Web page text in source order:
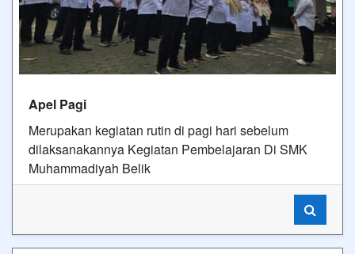
Apel Pagi
Merupakan kegiatan rutin di pagi hari sebelum
dilaksanakannya Kegiatan Pembelajaran Di SMK
Muhammadiyah Belik